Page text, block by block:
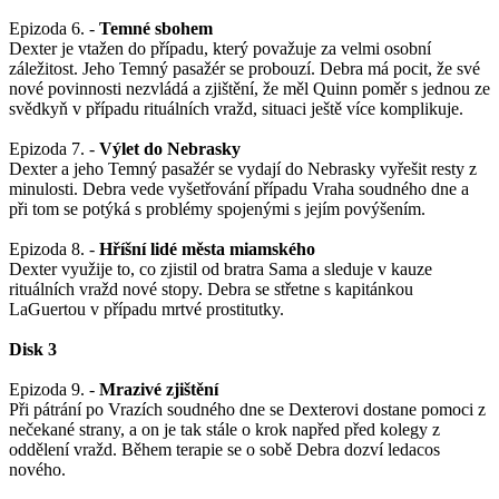
Epizoda 6. - Temné sbohem
Dexter je vtažen do případu, který považuje za velmi osobní
záležitost. Jeho Temný pasažér se probouzí. Debra má pocit, že své
nové povinnosti nezvládá a zjištění, že měl Quinn poměr s jednou ze
svědkyň v případu rituálních vražd, situaci ještě více komplikuje.
Epizoda 7. - Výlet do Nebrasky
Dexter a jeho Temný pasažér se vydají do Nebrasky vyřešit resty z
minulosti. Debra vede vyšetřování případu Vraha soudného dne a
při tom se potýká s problémy spojenými s jejím povýšením.
Epizoda 8. - Hříšní lidé města miamského
Dexter využije to, co zjistil od bratra Sama a sleduje v kauze
rituálních vražd nové stopy. Debra se střetne s kapitánkou
LaGuertou v případu mrtvé prostitutky.
Disk 3
Epizoda 9. - Mrazivé zjištění
Při pátrání po Vrazích soudného dne se Dexterovi dostane pomoci z
nečekané strany, a on je tak stále o krok napřed před kolegy z
oddělení vražd. Během terapie se o sobě Debra dozví ledacos
nového.